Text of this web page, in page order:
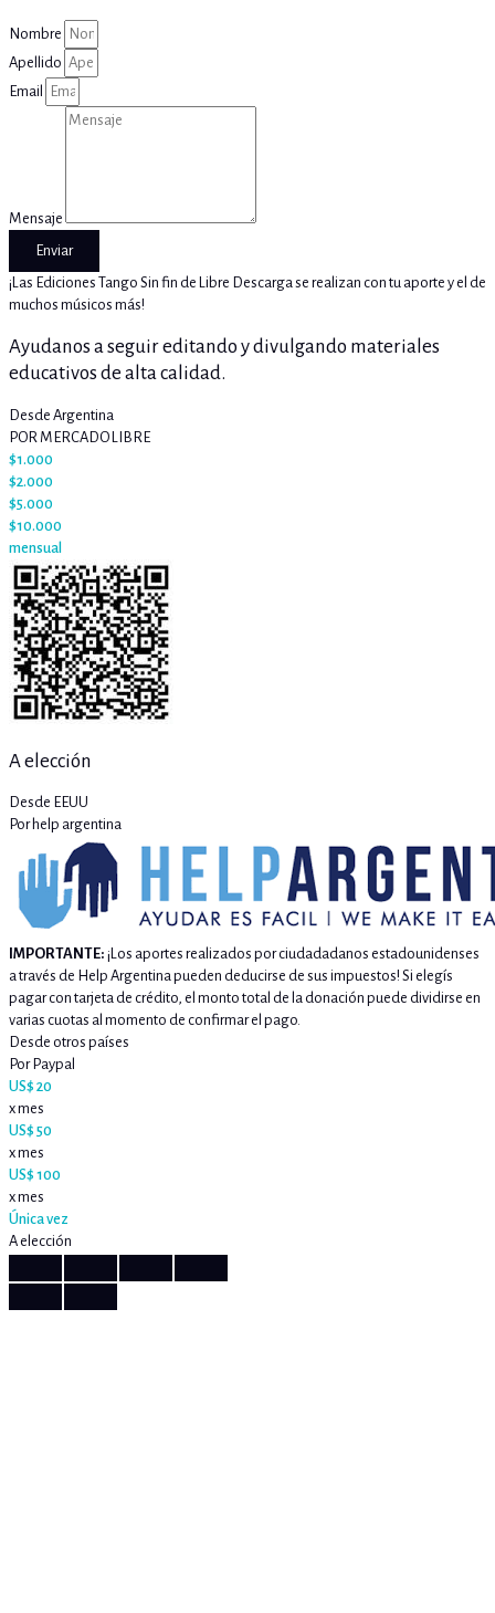
Nombre
Apellido
Email
Mensaje
Enviar
¡Las Ediciones Tango Sin fin de Libre Descarga se realizan con tu aporte y el de
muchos músicos más!
Ayudanos a seguir editando y divulgando materiales
educativos de alta calidad.
Desde Argentina
POR MERCADO LIBRE
$1.000
$2.000
$5.000
$10.000
mensual
A elección
Desde EEUU
Por help argentina
IMPORTANTE: ¡Los aportes realizados por ciudadadanos estadounidenses
a través de Help Argentina pueden deducirse de sus impuestos! Si elegís
pagar con tarjeta de crédito, el monto total de la donación puede dividirse en
varias cuotas al momento de confirmar el pago.
Desde otros países
Por Paypal
US$ 20
x mes
US$ 50
x mes
US$ 100
x mes
Única vez
A elección